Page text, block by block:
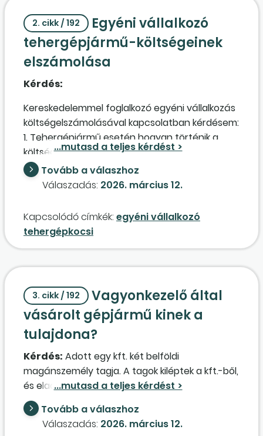
2. cikk / 192
Egyéni vállalkozó
tehergépjármű-költségeinek
elszámolása
Kérdés:
Kereskedelemmel foglalkozó egyéni vállalkozás
költségelszámolásával kapcsolatban kérdésem:
1. Tehergépjármű esetén hogyan történik a
költség elszámolása? Számla alapján, vagy
menetlevél/útnyilvántartás alapján? Ha lehet,
példát is kérek.
költségelszámolása mellett elszámolható-e
személygépkocsira az 500 km-es átalány?
Tovább a válaszhoz
Válaszadás: 2026. március 12.
Kapcsolódó címkék: egyéni vállalkozó
tehergépkocsi
3. cikk / 192
Vagyonkezelő által
vásárolt gépjármű kinek a
tulajdona?
Kérdés: Adott egy kft. két belföldi
magánszemély tagja. A tagok kiléptek a kft.-ből,
és eladták az üzletrészüket más belföldi
magánszemélyeknek. Létrehoztak egy-egy
(magánvagyon vonatkozásában) bizalmi
vagyonkezelői jogviszonyt (továbbiakban: BVK),
Tovább a válaszhoz
Válaszadás: 2026. március 12.